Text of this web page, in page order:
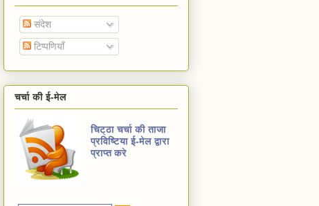
संदेश
टिप्पणियाँ
चर्चा की ई-मेल
चिट्ठा चर्चा की ताजा
प्रविष्टिया ई-मेल द्वारा
प्राप्त करे